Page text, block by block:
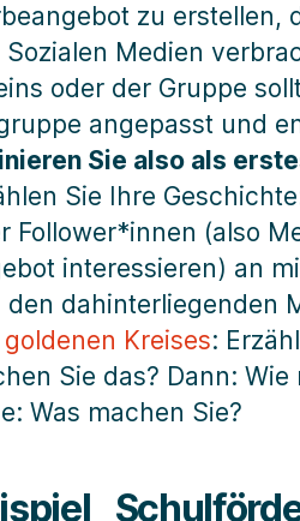
zu erstellen,
Sozialen Medien
oder der Gruppe
angepasst und
Sie also als
Sie Ihre
Follower*innen (also
interessieren) an
den dahinterliegenden
Kreises:
Sie das? Dann:
Was machen Sie?